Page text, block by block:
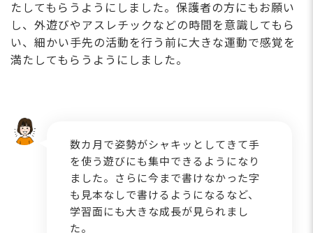
たしてもらうようにしました。保護者の⽅にもお願い
し、外遊びやアスレチックなどの時間を意識してもら
い、細かい⼿先の活動を⾏う前に⼤きな運動で感覚を
満たしてもらうようにしました。
数カ⽉で姿勢がシャキッとしてきて⼿
を使う遊びにも集中できるようになり
ました。さらに今まで書けなかった字
も⾒本なしで書けるようになるなど、
学習⾯にも⼤きな成⻑が⾒られまし
た。